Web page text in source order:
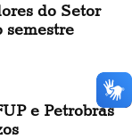
do Setor
semestre
e Petrobrás